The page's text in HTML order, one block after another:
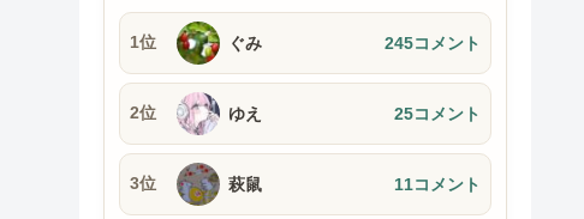
1位 ぐみ 245コメント
2位 ゆえ 25コメント
3位 萩鼠 11コメント